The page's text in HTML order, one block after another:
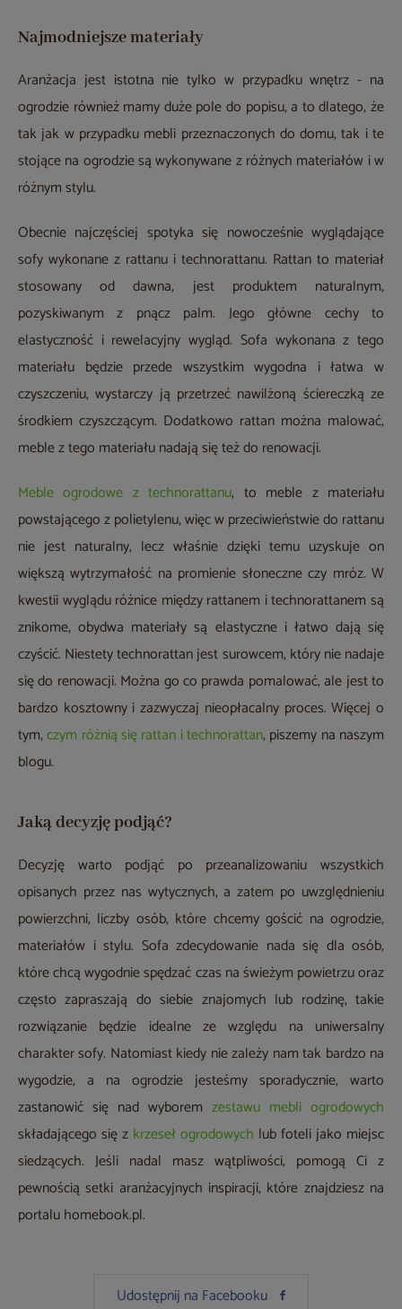
Najmodniejsze materiały
Aranżacja jest istotna nie tylko w przypadku wnętrz - na
ogrodzie również mamy duże pole do popisu, a to dlatego, że
tak jak w przypadku mebli przeznaczonych do domu, tak i te
stojące na ogrodzie są wykonywane z różnych materiałów i w
różnym stylu.
Obecnie najczęściej spotyka się nowocześnie wyglądające
sofy wykonane z rattanu i technorattanu. Rattan to materiał
stosowany od dawna, jest produktem naturalnym,
pozyskiwanym z pnącz palm. Jego główne cechy to
elastyczność i rewelacyjny wygląd. Sofa wykonana z tego
materiału będzie przede wszystkim wygodna i łatwa w
czyszczeniu, wystarczy ją przetrzeć nawilżoną ściereczką ze
środkiem czyszczącym. Dodatkowo rattan można malować,
meble z tego materiału nadają się też do renowacji.
Meble ogrodowe z technorattanu, to meble z materiału
powstającego z polietylenu, więc w przeciwieństwie do rattanu
nie jest naturalny, lecz właśnie dzięki temu uzyskuje on
większą wytrzymałość na promienie słoneczne czy mróz. W
kwestii wyglądu różnice między rattanem i technorattanem są
znikome, obydwa materiały są elastyczne i łatwo dają się
czyścić. Niestety technorattan jest surowcem, który nie nadaje
się do renowacji. Można go co prawda pomalować, ale jest to
bardzo kosztowny i zazwyczaj nieopłacalny proces. Więcej o
tym,czym różnią się rattan i technorattan, piszemy na naszym
blogu.
Jaką decyzję podjąć?
Decyzję warto podjąć po przeanalizowaniu wszystkich
opisanych przez nas wytycznych, a zatem po uwzględnieniu
powierzchni, liczby osób, które chcemy gościć na ogrodzie,
materiałów i stylu. Sofa zdecydowanie nada się dla osób,
które chcą wygodnie spędzać czas na świeżym powietrzu oraz
często zapraszają do siebie znajomych lub rodzinę, takie
rozwiązanie będzie idealne ze względu na uniwersalny
charakter sofy. Natomiast kiedy nie zależy nam tak bardzo na
wygodzie, a na ogrodzie jesteśmy sporadycznie, warto
zastanowić się nad wyborem zestawu mebli ogrodowych
składającego się z krzeseł ogrodowych lub foteli jako miejsc
siedzących. Jeśli nadal masz wątpliwości, pomogą Ci z
pewnością setki aranżacyjnych inspiracji, które znajdziesz na
portalu homebook.pl.
Udostępnij na Facebooku